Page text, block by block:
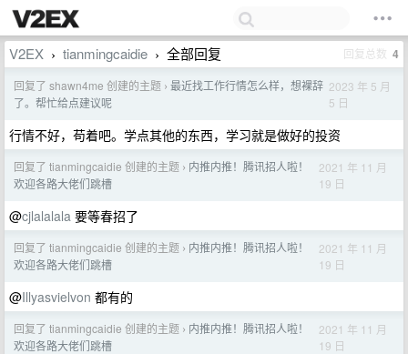
V2EX › tianmingcaidie › 全部回复 回复总数 4
回复了 shawn4me 创建的主题 › 最近找工作行情怎么样，想裸辞
了。帮忙给点建议呢
2023 年 5 月
5 日
行情不好，苟着吧。学点其他的东西，学习就是做好的投资
回复了 tianmingcaidie 创建的主题 › 内推内推！腾讯招人啦！
欢迎各路大佬们跳槽
2021 年 11 月
19 日
@cjlalalala 要等春招了
回复了 tianmingcaidie 创建的主题 › 内推内推！腾讯招人啦！
欢迎各路大佬们跳槽
2021 年 11 月
19 日
@Illyasvielvon 都有的
回复了 tianmingcaidie 创建的主题 › 内推内推！腾讯招人啦！
欢迎各路大佬们跳槽
2021 年 11 月
19 日